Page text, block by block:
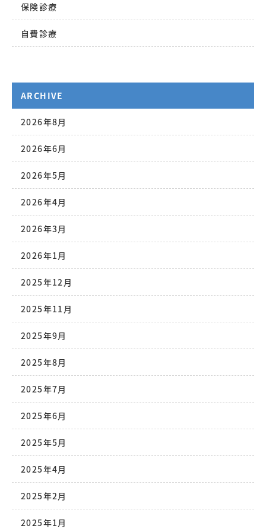
保険診療
自費診療
ARCHIVE
2026年8月
2026年6月
2026年5月
2026年4月
2026年3月
2026年1月
2025年12月
2025年11月
2025年9月
2025年8月
2025年7月
2025年6月
2025年5月
2025年4月
2025年2月
2025年1月